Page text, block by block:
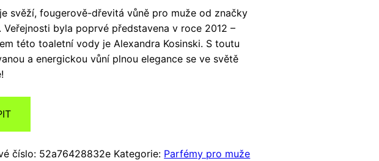
svěží, fougerově-dřevitá vůně pro muže od značky
Veřejnosti byla poprvé představena v roce 2012 –
této toaletní vody je Alexandra Kosinski. S toutu
a energickou vůní plnou elegance se ve světě
číslo: 52a76428832e Kategorie: Parfémy pro muže